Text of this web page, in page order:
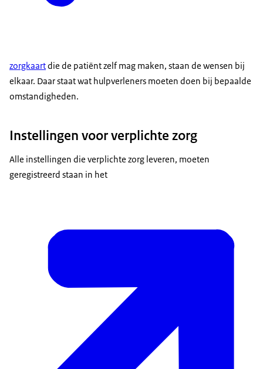
zorgkaartdie de patiënt zelf mag maken, staan de wensen bij
elkaar. Daar staat wat hulpverleners moeten doen bij bepaalde
omstandigheden.
Instellingen voor verplichte zorg
Alle instellingen die verplichte zorg leveren, moeten
geregistreerd staan in het